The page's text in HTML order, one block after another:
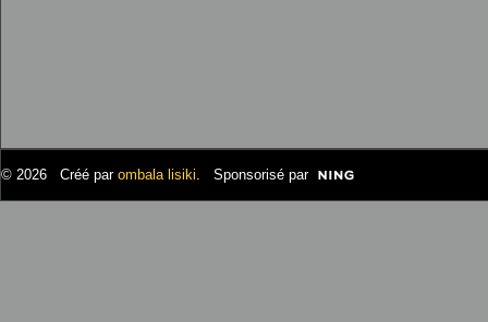
© 2026 Créé par ombala lisiki. Sponsorisé par